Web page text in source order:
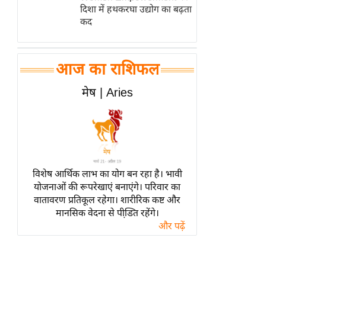
न्यूज ब्रीफ
मनोरंजन जगत
बॉलीवुड
हॉलीवुड
Breaking
लाइफस्टाइल
ब्यूटी/फैशन
घरेलू नुस्खे
पर्यटन स्थल
दिशा में हथकरघा उद्योग का बढ़ता
कद
आज का राशिफल
मेष | Aries
विशेष आर्थिक लाभ का योग बन रहा है। भावी
योजनाओं की रूपरेखाएं बनाएंगे। परिवार का
वातावरण प्रतिकूल रहेगा। शारीरिक कष्ट और
मानसिक वेदना से पीडि़त रहेंगे।
और पढ़ें